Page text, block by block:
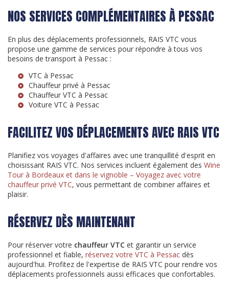
NOS SERVICES COMPLÉMENTAIRES À PESSAC
En plus des déplacements professionnels, RAIS VTC vous
propose une gamme de services pour répondre à tous vos
besoins de transport à Pessac :
VTC à Pessac
Chauffeur privé à Pessac
Chauffeur VTC à Pessac
Voiture VTC à Pessac
FACILITEZ VOS DÉPLACEMENTS AVEC RAIS VTC
Planifiez vos voyages d'affaires avec une tranquillité d'esprit en
choisissant RAIS VTC. Nos services incluent également des Wine
Tour à Bordeaux et dans le vignoble – Voyagez avec votre
chauffeur privé VTC, vous permettant de combiner affaires et
plaisir.
RÉSERVEZ DÈS MAINTENANT
Pour réserver votre chauffeur VTC et garantir un service
professionnel et fiable, réservez votre VTC à Pessac dès
aujourd'hui. Profitez de l'expertise de RAIS VTC pour rendre vos
déplacements professionnels aussi efficaces que confortables.